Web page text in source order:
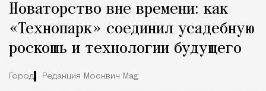
Новаторство вне времени: как
«Технопарк» соединил усадебную
роскошь и технологии будущего
Город Редакция Москвич Mag